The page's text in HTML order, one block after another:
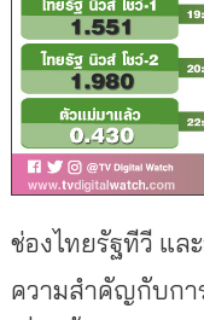
ช่องไทยรัฐทีวี แล
ความสำคัญกับกา